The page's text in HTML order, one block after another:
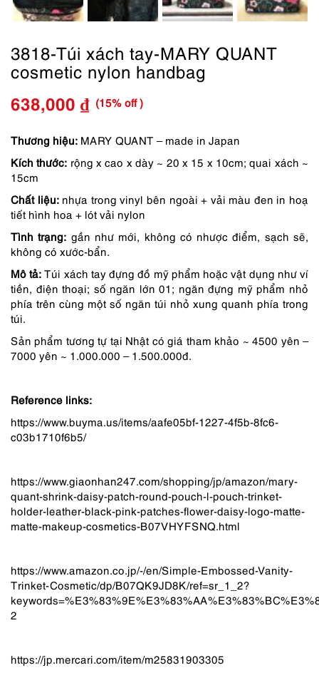
3818-Túi xách tay-MARY QUANT
cosmetic nylon handbag
Giá
gốc
là:
638,000 ₫
Giá
hiện
tại
638,000 ₫.
(15% off )
Thương hiệu: MARY QUANT – made in Japan
Kích thước: rộng x cao x dày ~ 20 x 15 x 10cm; quai xách ~
15cm
Chất liệu:nhựa trong vinyl bên ngoài + vải màu đen in hoạ
tiết hình hoa + lót vải nylon
Tình trạng: gần như mới, không có nhược điểm, sạch sẽ,
không có xước-bẩn.
Mô tả:Túi xách tay đựng đồ mỹ phẩm hoặc vật dụng như ví
tiền, điện thoại; số ngăn lớn 01; ngăn đựng mỹ phẩm nhỏ
phía trên cùng một số ngăn túi nhỏ xung quanh phía trong
túi.
Sản phẩm tương tự tại Nhật có giá tham khảo ~ 4500 yên –
7000 yên ~ 1.000.000 – 1.500.000đ.
Reference links:
https://www.buyma.us/items/aafe05bf-1227-4f5b-8fc6-
c03b1710f6b5/
https://www.giaonhan247.com/shopping/jp/amazon/mary-
quant-shrink-daisy-patch-round-pouch-l-pouch-trinket-
holder-leather-black-pink-patches-flower-daisy-logo-matte-
matte-makeup-cosmetics-B07VHYFSNQ.html
https://www.amazon.co.jp/-/en/Simple-Embossed-Vanity-
Trinket-Cosmetic/dp/B07QK9JD8K/ref=sr_1_2?
2
https://jp.mercari.com/item/m25831903305